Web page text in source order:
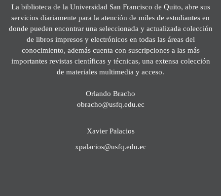
La biblioteca de la Universidad San Francisco de Quito, abre sus
servicios diariamente para la atención de miles de estudiantes en
donde pueden encontrar una seleccionada y actualizada colección
de libros impresos y electrónicos en todas las áreas del
conocimiento, además cuenta con suscripciones a las más
importantes revistas científicas y técnicas, una extensa colección
de materiales multimedia y acceso.
Orlando Bracho
obracho@usfq.edu.ec
Xavier Palacios
xpalacios@usfq.edu.ec